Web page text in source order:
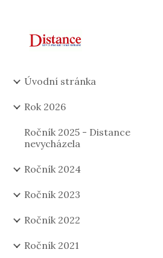
Úvodní stránka
Rok 2026
Ročník 2025 - Distance
nevycházela
Ročník 2024
Ročník 2023
Ročník 2022
Ročník 2021